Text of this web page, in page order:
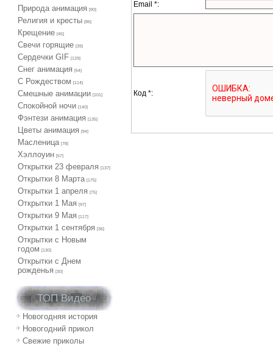
Природа анимация [90]
Религия и кресты [86]
Крещение [45]
Свечи горящие [39]
Сердечки GIF [129]
Снег анимация [54]
С Рождеством [114]
Смешные анимации [101]
Спокойной ночи [140]
Фэнтези анимация [135]
Цветы анимация [94]
Масленица [78]
Хэллоуин [57]
Открытки 23 февраля [137]
Открытки 8 Марта [175]
Открытки 1 апреля [75]
Открытки 1 Мая [97]
Открытки 9 Мая [117]
Открытки 1 сентября [36]
Открытки с Новым
годом
[130]
Открытки с Днем
рожденья
[30]
ТОП Видео
Новогодняя история
Новогодний прикол
Свежие приколы
Email *:
Код *: